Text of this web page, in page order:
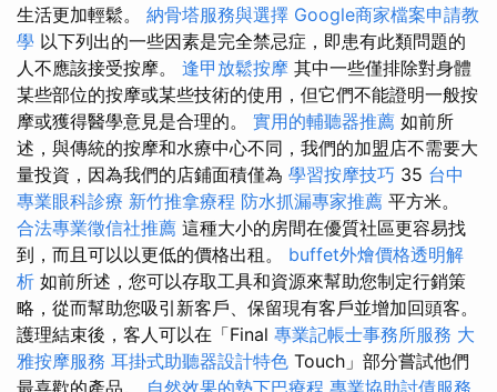
生活更加輕鬆。 納骨塔服務與選擇 Google商家檔案申請教
學 以下列出的一些因素是完全禁忌症，即患有此類問題的
人不應該接受按摩。 逢甲放鬆按摩 其中一些僅排除對身體
某些部位的按摩或某些技術的使用，但它們不能證明一般按
摩或獲得醫學意見是合理的。 實用的輔聽器推薦 如前所
述，與傳統的按摩和水療中心不同，我們的加盟店不需要大
量投資，因為我們的店鋪面積僅為 學習按摩技巧 35 台中
專業眼科診療 新竹推拿療程 防水抓漏專家推薦 平方米。
合法專業徵信社推薦 這種大小的房間在優質社區更容易找
到，而且可以以更低的價格出租。 buffet外燴價格透明解
析 如前所述，您可以存取工具和資源來幫助您制定行銷策
略，從而幫助您吸引新客戶、保留現有客戶並增加回頭客。
護理結束後，客人可以在「Final 專業記帳士事務所服務 大
雅按摩服務 耳掛式助聽器設計特色 Touch」部分嘗試他們
最喜歡的產品。 自然效果的墊下巴療程 專業協助討債服務